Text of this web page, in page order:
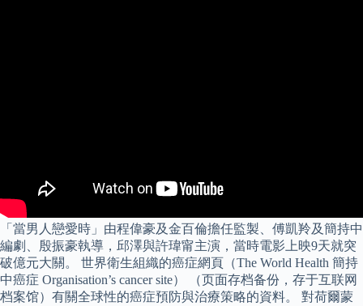
「當男人戀愛時」由程偉豪及金百倫擔任監製、傅凱羚及簡持中
編劇、殷振豪執導，邱澤與許瑋甯主演，當時電影上映9天就突
破億元大關。 世界衛生組織的癌症網頁（The World Health 簡持
中癌症 Organisation’s cancer site） （页面存档备份，存于互联网
档案馆）有關全球性的癌症預防與治療策略的資料。 對荷爾蒙